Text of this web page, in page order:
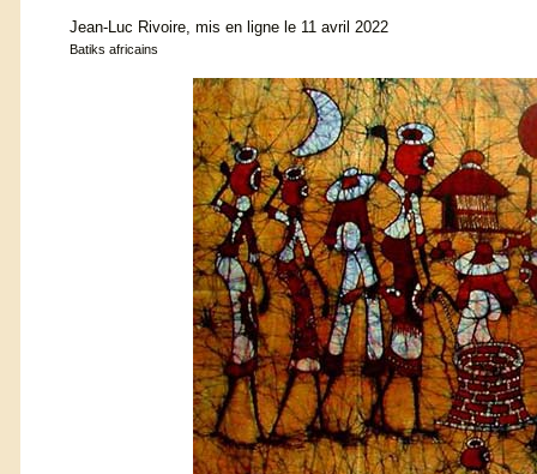
Jean-Luc Rivoire, mis en ligne le 11 avril 2022
Batiks africains